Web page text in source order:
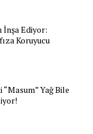
İnşa Ediyor:
Koruyucu
Yağ Bile